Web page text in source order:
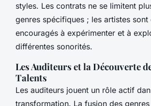
styles. Les contrats ne se limitent
genres spécifiques ; les artistes sont
encouragés à expérimenter et à
différentes sonorités.
Les Auditeurs et la Découverte
Talents
Les auditeurs jouent un rôle actif
transformation. La fusion des